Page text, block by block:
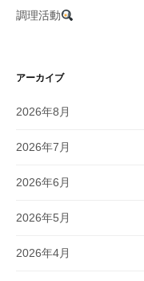
調理活動
アーカイブ
2026年8月
2026年7月
2026年6月
2026年5月
2026年4月